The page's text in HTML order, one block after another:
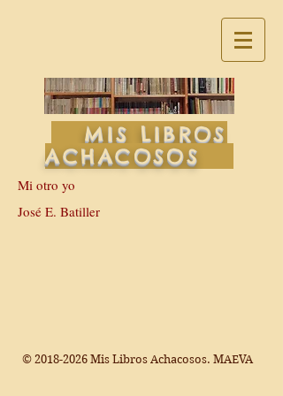
MIS LIBROS
ACHACOSOS
Mi otro yo
José E. Batiller
© 2018-2026 Mis Libros Achacosos. MAEVA